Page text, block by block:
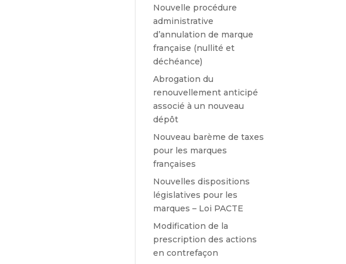
Nouvelle procédure
administrative
d’annulation de marque
française (nullité et
déchéance)
Abrogation du
renouvellement anticipé
associé à un nouveau
dépôt
Nouveau barème de taxes
pour les marques
françaises
Nouvelles dispositions
législatives pour les
marques – Loi PACTE
Modification de la
prescription des actions
en contrefaçon